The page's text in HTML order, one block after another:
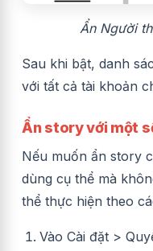
Ẩn Người
Sau khi bật, danh
với tất cả tài khoản
Ẩn story với một
Nếu muốn ẩn story
dùng cụ thể mà
thể thực hiện theo
Vào Cài đặt >